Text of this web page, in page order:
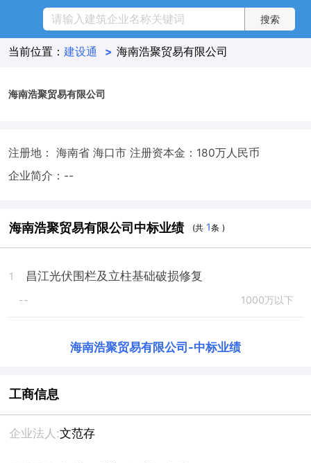
当前位置： 建设通 > 海南浩聚贸易有限公司
海南浩聚贸易有限公司
注册地： 海南省 海口市 注册资本金：180万人民币
企业简介：--
海南浩聚贸易有限公司中标业绩 (共 1条 )
1 昌江光伏围栏及立柱基础破损修复
-- 1000万以下
海南浩聚贸易有限公司 -中标业绩
工商信息
企业法人:文范存